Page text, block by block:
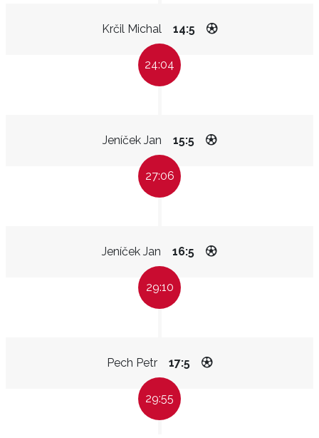
Krčil Michal 14:5
24:04
Jeníček Jan 15:5
27:06
Jeníček Jan 16:5
29:10
Pech Petr 17:5
29:55